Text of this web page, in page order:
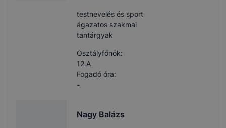
testnevelés és sport
ágazatos szakmai
tantárgyak
Osztályfőnök:
12.A
Fogadó óra:
-
Nagy Balázs